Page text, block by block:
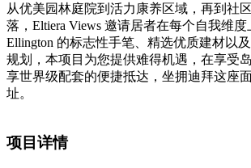
从优美园林庭院到活力康养区域，再到社
落，Eltiera Views 邀请居者在每个自我维
Ellington 的标志性手笔、精选优质建材以
规划，本项目为您提供难得机遇，在享受
享世界级配套的便捷抵达，坐拥迪拜这座
址。
项目详情